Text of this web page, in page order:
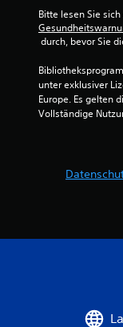
Bitte lesen Sie
durch, bevor Sie
unter exklusiver
Europe. Es gelten
Vollständige